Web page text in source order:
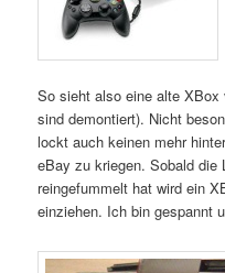
So sieht also eine alte
sind demontiert). Nicht
lockt auch keinen mehr
eBay zu kriegen. Sobald die
reingefummelt hat wird ein
einziehen. Ich bin gespannt